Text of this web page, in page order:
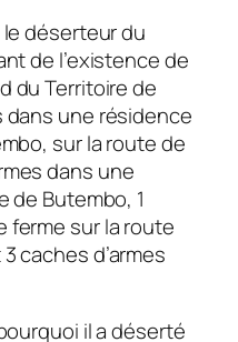
déserteur du
de l’existence de
du Territoire de
dans une résidence
sur la route de
dans une
de Butembo, 1
ferme sur la route
caches d’armes
il a déserté